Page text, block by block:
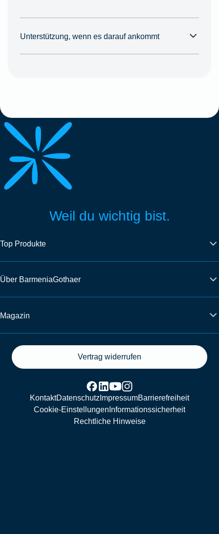
Unterstützung, wenn es darauf ankommt
Weil du wichtig bist.
Top Produkte
Über BarmeniaGothaer
Magazin
Vertrag widerrufen
KontaktDatenschutz ImpressumBarrierefreiheit
Cookie-Einstellungen Informationssicherheit
Rechtliche Hinweise